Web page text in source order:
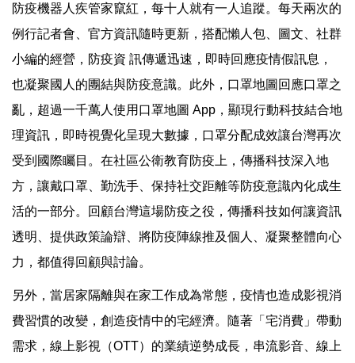
防疫機器人疾管家竄紅，每十人就有一人追蹤。每天兩次的
例行記者會、官方資訊隨時更新，搭配懶人包、圖文、社群
小編的經營，防疫資 訊傳遞迅速，即時回應疫情假訊息，
也凝聚國人的團結與防疫意識。此外，口罩地圖回應口罩之
亂，超過一千萬人使用口罩地圖 App，顯現行動科技結合地
理資訊，即時視覺化呈現大數據，口罩分配成效讓台灣再次
受到國際矚目。在社區公衛教育防疫上，傳播科技深入地
方，讓戴口罩、勤洗手、保持社交距離等防疫意識內化成生
活的一部分。回顧台灣這場防疫之役，傳播科技如何讓資訊
透明、提供政策論辯、將防疫陣線推及個人、凝聚整體向心
力，都值得回顧與討論。
另外，當居家隔離與在家工作成為常態，疫情也造成影視消
費習慣的改變，創造疫情中的宅經濟。隨著「宅消費」帶動
需求，線上影視（OTT）的業績逆勢成長，串流影音、線上